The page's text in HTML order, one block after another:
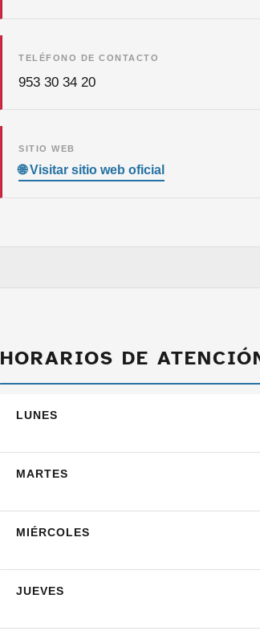
TELÉFONO DE CONTACTO
953 30 34 20
SITIO WEB
HORARIOS DE
LUNES
MARTES
MIÉRCOLES
JUEVES